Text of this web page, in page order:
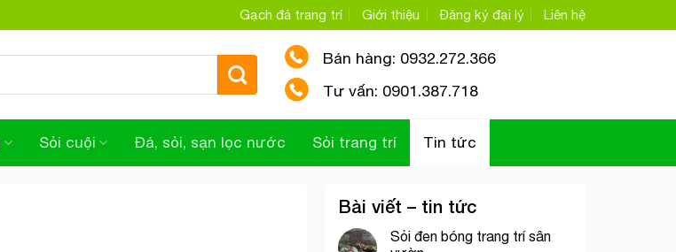
Gạch đá trang trí Giới thiệu Đăng ký đại lý Liên hệ
Bán hàng: 0932.272.366
Tư vấn: 0901.387.718
Sỏi cuội Đá, sỏi, sạn lọc nước Sỏi trang trí Tin tức
Bài viết – tin tức
Sỏi đen bóng trang trí sân